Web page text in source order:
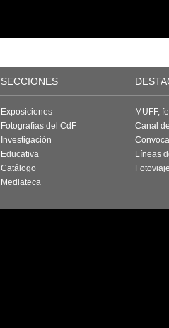
SECCIONES
Exposiciones
Fotografías del CdF
Investigación
Educativa
Catálogo
Mediateca
MUFF,
Canal
Líneas